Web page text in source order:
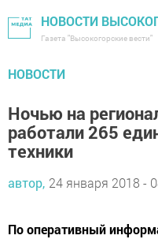
НОВОСТИ
Газета "Высокогорские вести"
НОВОСТИ
Ночью на
работали 265
техники
автор, 24 января 2018 -
По оперативный